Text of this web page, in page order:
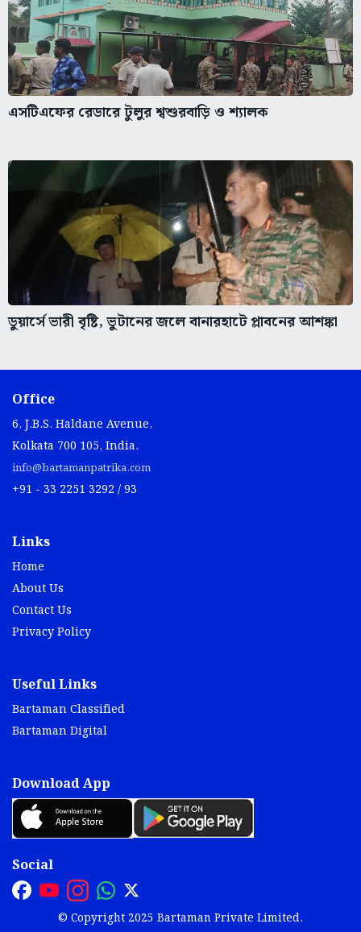
এসটিএফের রেডারে টুলুর শ্বশুরবাড়ি ও শ্যালক
ডুয়ার্সে ভারী বৃষ্টি, ভুটানের জলে বানারহাটে প্লাবনের আশঙ্কা
Office
6, J.B.S. Haldane Avenue,
Kolkata 700 105, India.
info@bartamanpatrika.com
+91 - 33 2251 3292 / 93
Links
Home
About Us
Contact Us
Privacy Policy
Useful Links
Bartaman Classified
Bartaman Digital
Download App
Social
© Copyright 2025 Bartaman Private Limited.